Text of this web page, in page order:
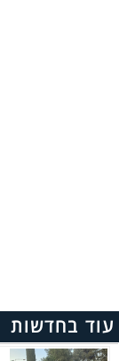
עוד בחדשות